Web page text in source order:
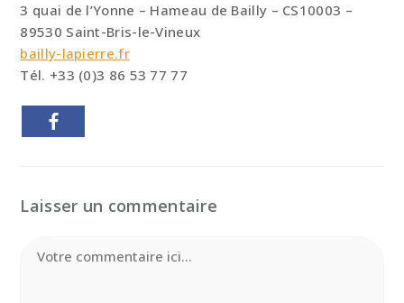
3 quai de l’Yonne – Hameau de Bailly – CS10003 –
89530 Saint-Bris-le-Vineux
bailly-lapierre.fr
Tél. +33 (0)3 86 53 77 77
Laisser un commentaire